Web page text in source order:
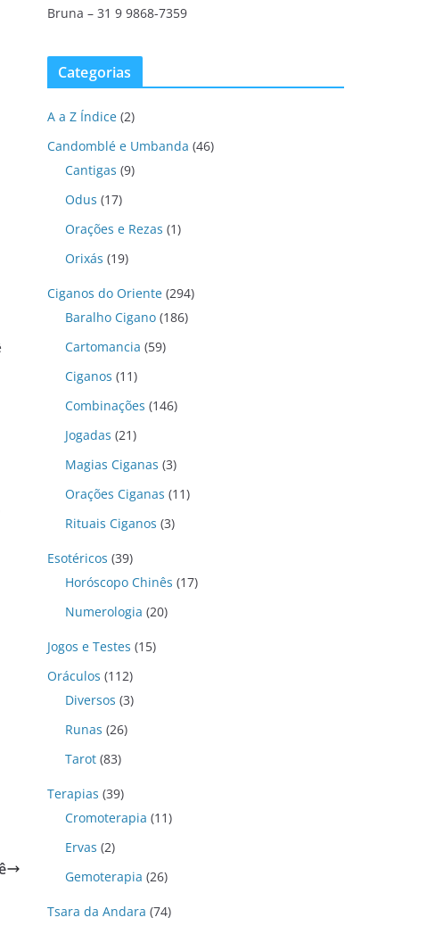
Bruna – 31 9 9868-7359
Categorias
A a Z Índice (2)
Candomblé e Umbanda (46)
Cantigas (9)
Odus (17)
Orações e Rezas (1)
Orixás (19)
Ciganos do Oriente (294)
Baralho Cigano (186)
Cartomancia (59)
Ciganos (11)
Combinações (146)
Jogadas (21)
Magias Ciganas (3)
Orações Ciganas (11)
Rituais Ciganos (3)
Esotéricos (39)
Horóscopo Chinês (17)
Numerologia (20)
Jogos e Testes (15)
Oráculos (112)
Diversos (3)
Runas (26)
Tarot (83)
Terapias (39)
Cromoterapia (11)
Ervas (2)
Gemoterapia (26)
Tsara da Andara (74)